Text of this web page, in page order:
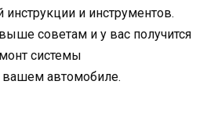
и инструментов.
советам и у вас получится
системы
вашем автомобиле.